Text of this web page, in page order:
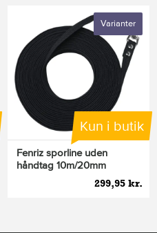
Varianter
Kun i butik
Fenriz sporline uden
håndtag 10m/20mm
299,95 kr.